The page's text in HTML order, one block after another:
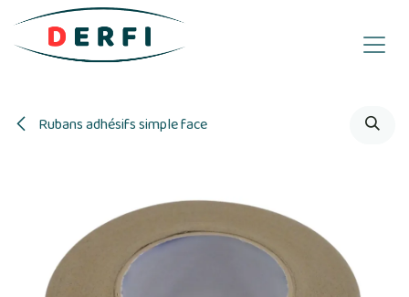
Se rendre au contenu
Rubans adhésifs simple face